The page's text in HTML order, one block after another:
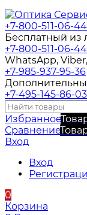
+7-800-511-06-44
Бесплатный из
+7-800-511-06-44
WhatsApp,
+7-985-937-95-36
+7-495-145-86-03
Избранное
Сравнение
Вход
Вход
0
Корзина